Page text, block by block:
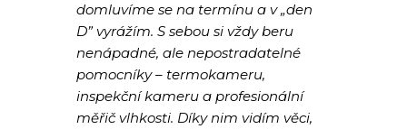
domluvíme se na termínu a v „den
D” vyrážím. S sebou si vždy beru
nenápadné, ale nepostradatelné
pomocníky – termokameru,
inspekční kameru a profesionální
měřič vlhkosti. Díky nim vidím věci,